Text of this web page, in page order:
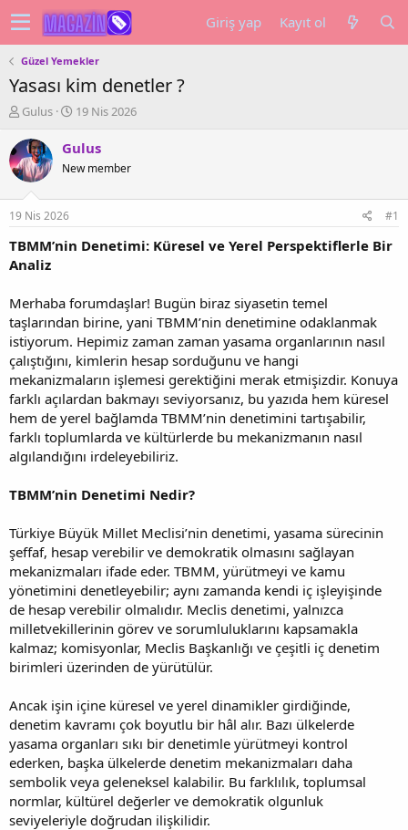
Giriş yap Kayıt ol
Güzel Yemekler
Yasası kim denetler ?
K
n
u
y
b
a
ş
a
a
n
Gulus
B
ş
a
ç
i
h
19 Nis 2026
Gulus
New member
19 Nis 2026 #1
TBMM’nin Denetimi: Küresel ve Yerel Perspektiflerle Bir
Analiz
Merhaba forumdaşlar! Bugün biraz siyasetin temel
taşlarından birine, yani TBMM’nin denetimine odaklanmak
istiyorum. Hepimiz zaman zaman yasama organlarının nasıl
çalıştığını, kimlerin hesap sorduğunu ve hangi
mekanizmaların işlemesi gerektiğini merak etmişizdir. Konuya
farklı açılardan bakmayı seviyorsanız, bu yazıda hem küresel
hem de yerel bağlamda TBMM’nin denetimini tartışabilir,
farklı toplumlarda ve kültürlerde bu mekanizmanın nasıl
algılandığını irdeleyebiliriz.
TBMM’nin Denetimi Nedir?
Türkiye Büyük Millet Meclisi’nin denetimi, yasama sürecinin
şeffaf, hesap verebilir ve demokratik olmasını sağlayan
mekanizmaları ifade eder. TBMM, yürütmeyi ve kamu
yönetimini denetleyebilir; aynı zamanda kendi iç işleyişinde
de hesap verebilir olmalıdır. Meclis denetimi, yalnızca
milletvekillerinin görev ve sorumluluklarını kapsamakla
kalmaz; komisyonlar, Meclis Başkanlığı ve çeşitli iç denetim
birimleri üzerinden de yürütülür.
Ancak işin içine küresel ve yerel dinamikler girdiğinde,
denetim kavramı çok boyutlu bir hâl alır. Bazı ülkelerde
yasama organları sıkı bir denetimle yürütmeyi kontrol
ederken, başka ülkelerde denetim mekanizmaları daha
sembolik veya geleneksel kalabilir. Bu farklılık, toplumsal
normlar, kültürel değerler ve demokratik olgunluk
seviyeleriyle doğrudan ilişkilidir.